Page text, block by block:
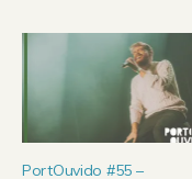
PortOuvido #55 –